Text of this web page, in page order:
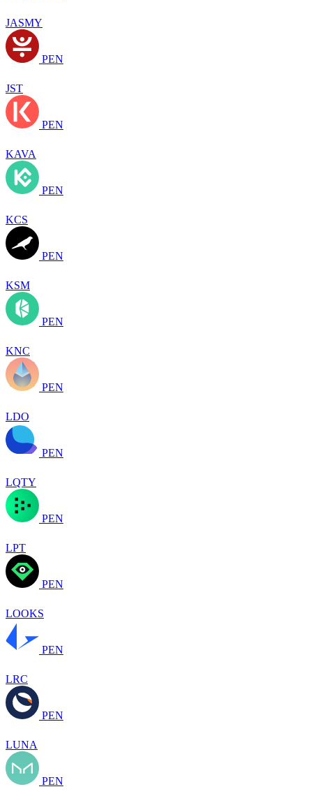
JASMY
PEN
JST
PEN
KAVA
PEN
KCS
PEN
KSM
PEN
KNC
PEN
LDO
PEN
LQTY
PEN
LPT
PEN
LOOKS
PEN
LRC
PEN
LUNA
PEN